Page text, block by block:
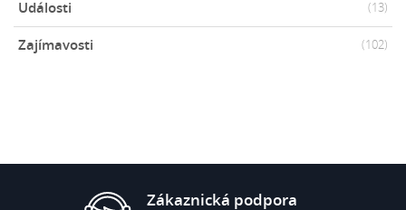
Události (13)
Zajímavosti (102)
Zákaznická podpora